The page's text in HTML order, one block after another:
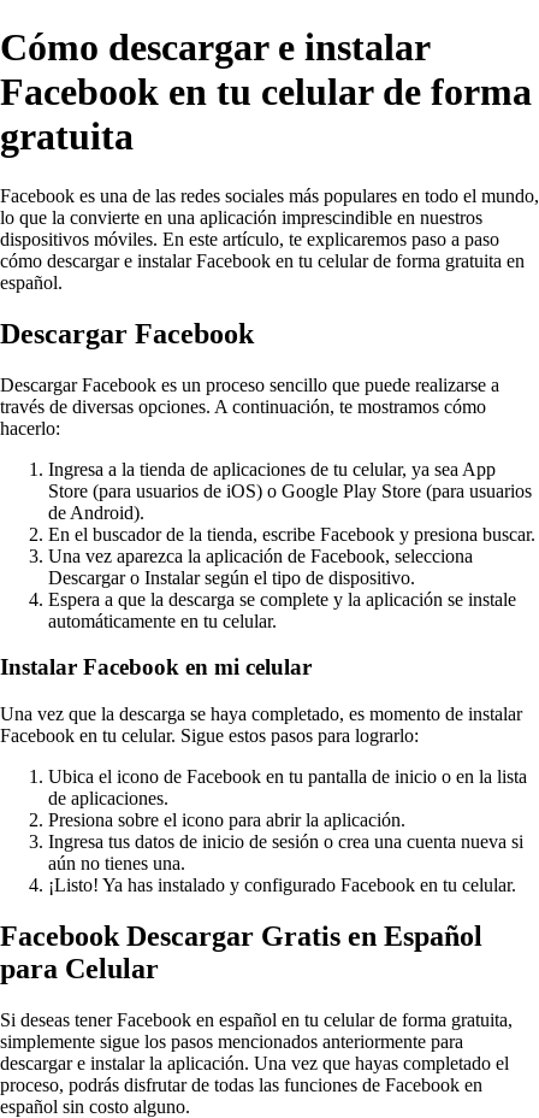
Cómo descargar e instalar
Facebook en tu celular de forma
gratuita
Facebook es una de las redes sociales más populares en todo el mundo,
lo que la convierte en una aplicación imprescindible en nuestros
dispositivos móviles. En este artículo, te explicaremos paso a paso
cómo descargar e instalar Facebook en tu celular de forma gratuita en
español.
Descargar Facebook
Descargar Facebook es un proceso sencillo que puede realizarse a
través de diversas opciones. A continuación, te mostramos cómo
hacerlo:
Ingresa a la tienda de aplicaciones de tu celular, ya sea App
Store (para usuarios de iOS) o Google Play Store (para usuarios
de Android).
En el buscador de la tienda, escribe Facebook y presiona buscar.
Una vez aparezca la aplicación de Facebook, selecciona
Descargar o Instalar según el tipo de dispositivo.
Espera a que la descarga se complete y la aplicación se instale
automáticamente en tu celular.
Instalar Facebook en mi celular
Una vez que la descarga se haya completado, es momento de instalar
Facebook en tu celular. Sigue estos pasos para lograrlo:
Ubica el icono de Facebook en tu pantalla de inicio o en la lista
de aplicaciones.
Presiona sobre el icono para abrir la aplicación.
Ingresa tus datos de inicio de sesión o crea una cuenta nueva si
aún no tienes una.
¡Listo! Ya has instalado y configurado Facebook en tu celular.
Facebook Descargar Gratis en Español
para Celular
Si deseas tener Facebook en español en tu celular de forma gratuita,
simplemente sigue los pasos mencionados anteriormente para
descargar e instalar la aplicación. Una vez que hayas completado el
proceso, podrás disfrutar de todas las funciones de Facebook en
español sin costo alguno.